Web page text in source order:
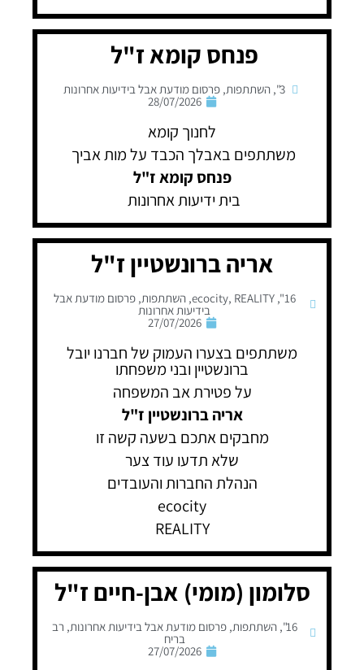
פנחס קומא ז"ל
3"
, השתתפות, פרסום מודעת אבל בידיעות אחרונות
28/07/2026
לחנוך קומא
משתתפים באבלך הכבד על מות אביך
פנחס קומאז"ל
בית ידיעות אחרונות
אריה ברונשטיין ז"ל
16"
,
ecocity, REALITY
,השתתפות,פרסום מודעת אבל
בידיעות אחרונות
27/07/2026
משתתפים בצערו העמוק של חברנו יובל
ברונשטיין ובני משפחתו
על פטירת אב המשפחה
אריה ברונשטיין ז"ל
מחבקים אתכם בשעה קשה זו
שלא תדעו עוד צער
הנהלת החברות והעובדים
ecocity
REALITY
סלומון (מומי) אבן-חיים ז"ל
16"
,השתתפות,פרסום מודעת אבל בידיעות אחרונות, רב
בריח
27/07/2026